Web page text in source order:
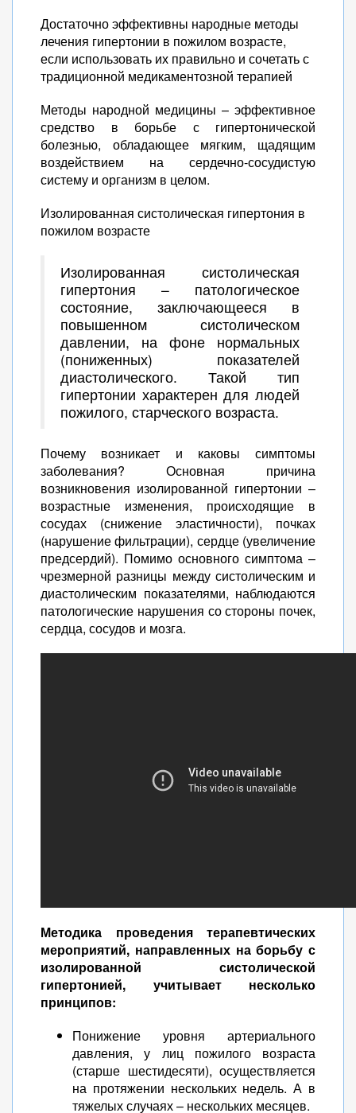
Достаточно эффективны народные методы
лечения гипертонии в пожилом возрасте,
если использовать их правильно и сочетать с
традиционной медикаментозной терапией
Методы народной медицины – эффективное
средство в борьбе с гипертонической
болезнью, обладающее мягким, щадящим
воздействием на сердечно-сосудистую
систему и организм в целом.
Изолированная систолическая гипертония в
пожилом возрасте
Изолированная систолическая
гипертония – патологическое
состояние, заключающееся в
повышенном систолическом
давлении, на фоне нормальных
(пониженных) показателей
диастолического. Такой тип
гипертонии характерен для людей
пожилого, старческого возраста.
Почему возникает и каковы симптомы
заболевания? Основная причина
возникновения изолированной гипертонии –
возрастные изменения, происходящие в
сосудах (снижение эластичности), почках
(нарушение фильтрации), сердце (увеличение
предсердий). Помимо основного симптома –
чрезмерной разницы между систолическим и
диастолическим показателями, наблюдаются
патологические нарушения со стороны почек,
сердца, сосудов и мозга.
Методика проведения терапевтических
мероприятий, направленных на борьбу с
изолированной систолической
гипертонией, учитывает несколько
принципов:
Понижение уровня артериального
давления, у лиц пожилого возраста
(старше шестидесяти), осуществляется
на протяжении нескольких недель. А в
тяжелых случаях – нескольких месяцев.